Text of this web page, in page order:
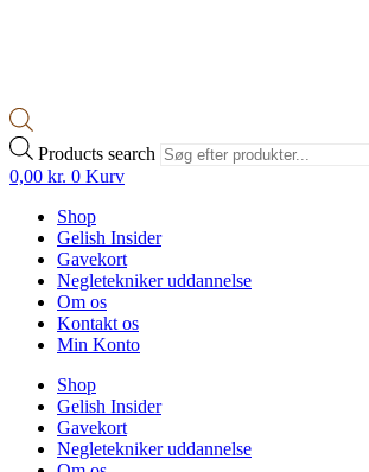
Products search
0,00 kr. 0 Kurv
Shop
Gelish Insider
Gavekort
Negletekniker uddannelse
Om os
Kontakt os
Min Konto
Shop
Gelish Insider
Gavekort
Negletekniker uddannelse